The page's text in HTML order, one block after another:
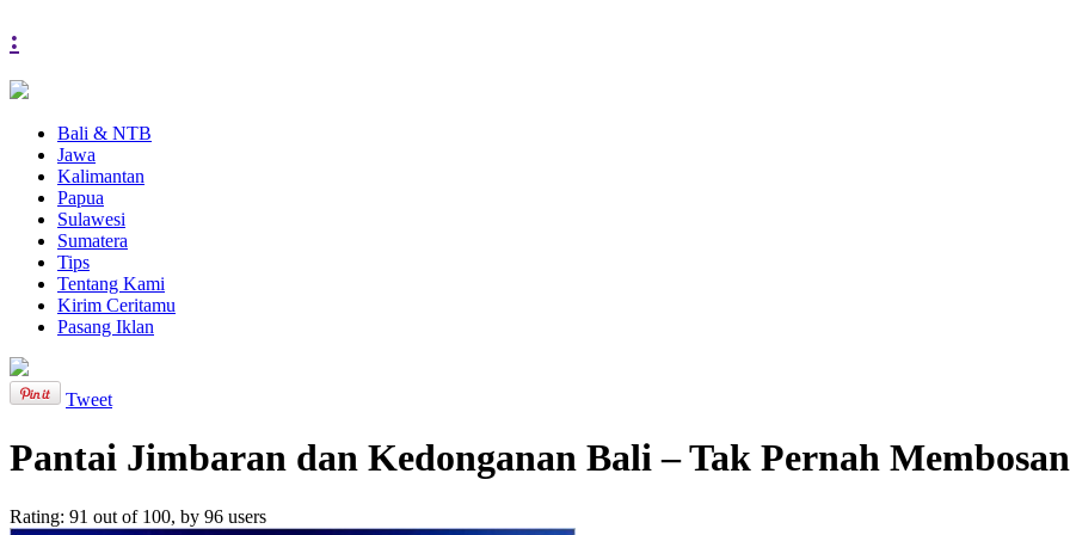
:
Bali & NTB
Jawa
Kalimantan
Papua
Sulawesi
Sumatera
Tips
Tentang Kami
Kirim Ceritamu
Pasang Iklan
Tweet
Pantai Jimbaran dan Kedonganan Bali – Tak Pernah
Rating: 91 out of 100, by 96 users